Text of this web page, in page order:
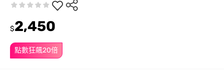
點數狂飆20倍
$2,450